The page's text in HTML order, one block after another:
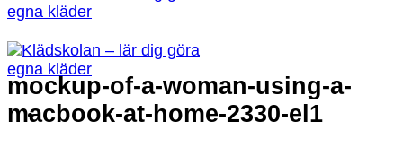
mockup-of-a-woman-using-a-
macbook-at-home-2330-el1